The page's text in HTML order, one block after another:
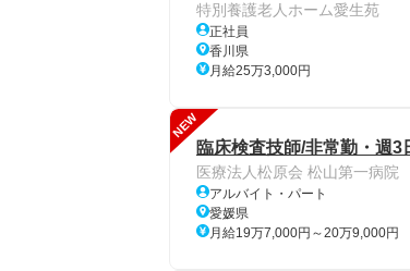
特別養護老人ホーム愛生苑
正社員
香川県
月給25万3,000円
NEW
臨床検査技師/非常勤・週
医療法人松原会 松山第一病院
アルバイト・パート
愛媛県
月給19万7,000円～20万9,000円